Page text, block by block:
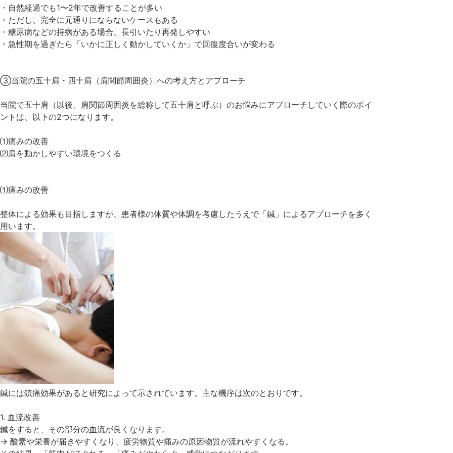
・自然経過でも1〜2年で改善することが多い
・ただし、完全に元通りにならないケースもある
・糖尿病などの持病がある場合、長引いたり再発しやすい
・急性期を過ぎたら「いかに正しく動かしていくか」で回復度合いが変わる
③当院の五十肩・四十肩（肩関節周囲炎）への考え方とアプローチ
当院で五十肩（以後、肩関節周囲炎を総称して五十肩と呼ぶ）のお悩みにアプローチしていく際のポイ
ントは、以下の2つになります。
⑴痛みの改善
⑵肩を動かしやすい環境をつくる
⑴痛みの改善
整体による効果も目指しますが、患者様の体質や体調を考慮したうえで「鍼」によるアプローチを多く
用います。
鍼には鎮痛効果があると研究によって示されています。主な機序は次のとおりです。
1. 血流改善
鍼をすると、その部分の血流が良くなります。
→ 酸素や栄養が届きやすくなり、疲労物質や痛みの原因物質が流れやすくなる。